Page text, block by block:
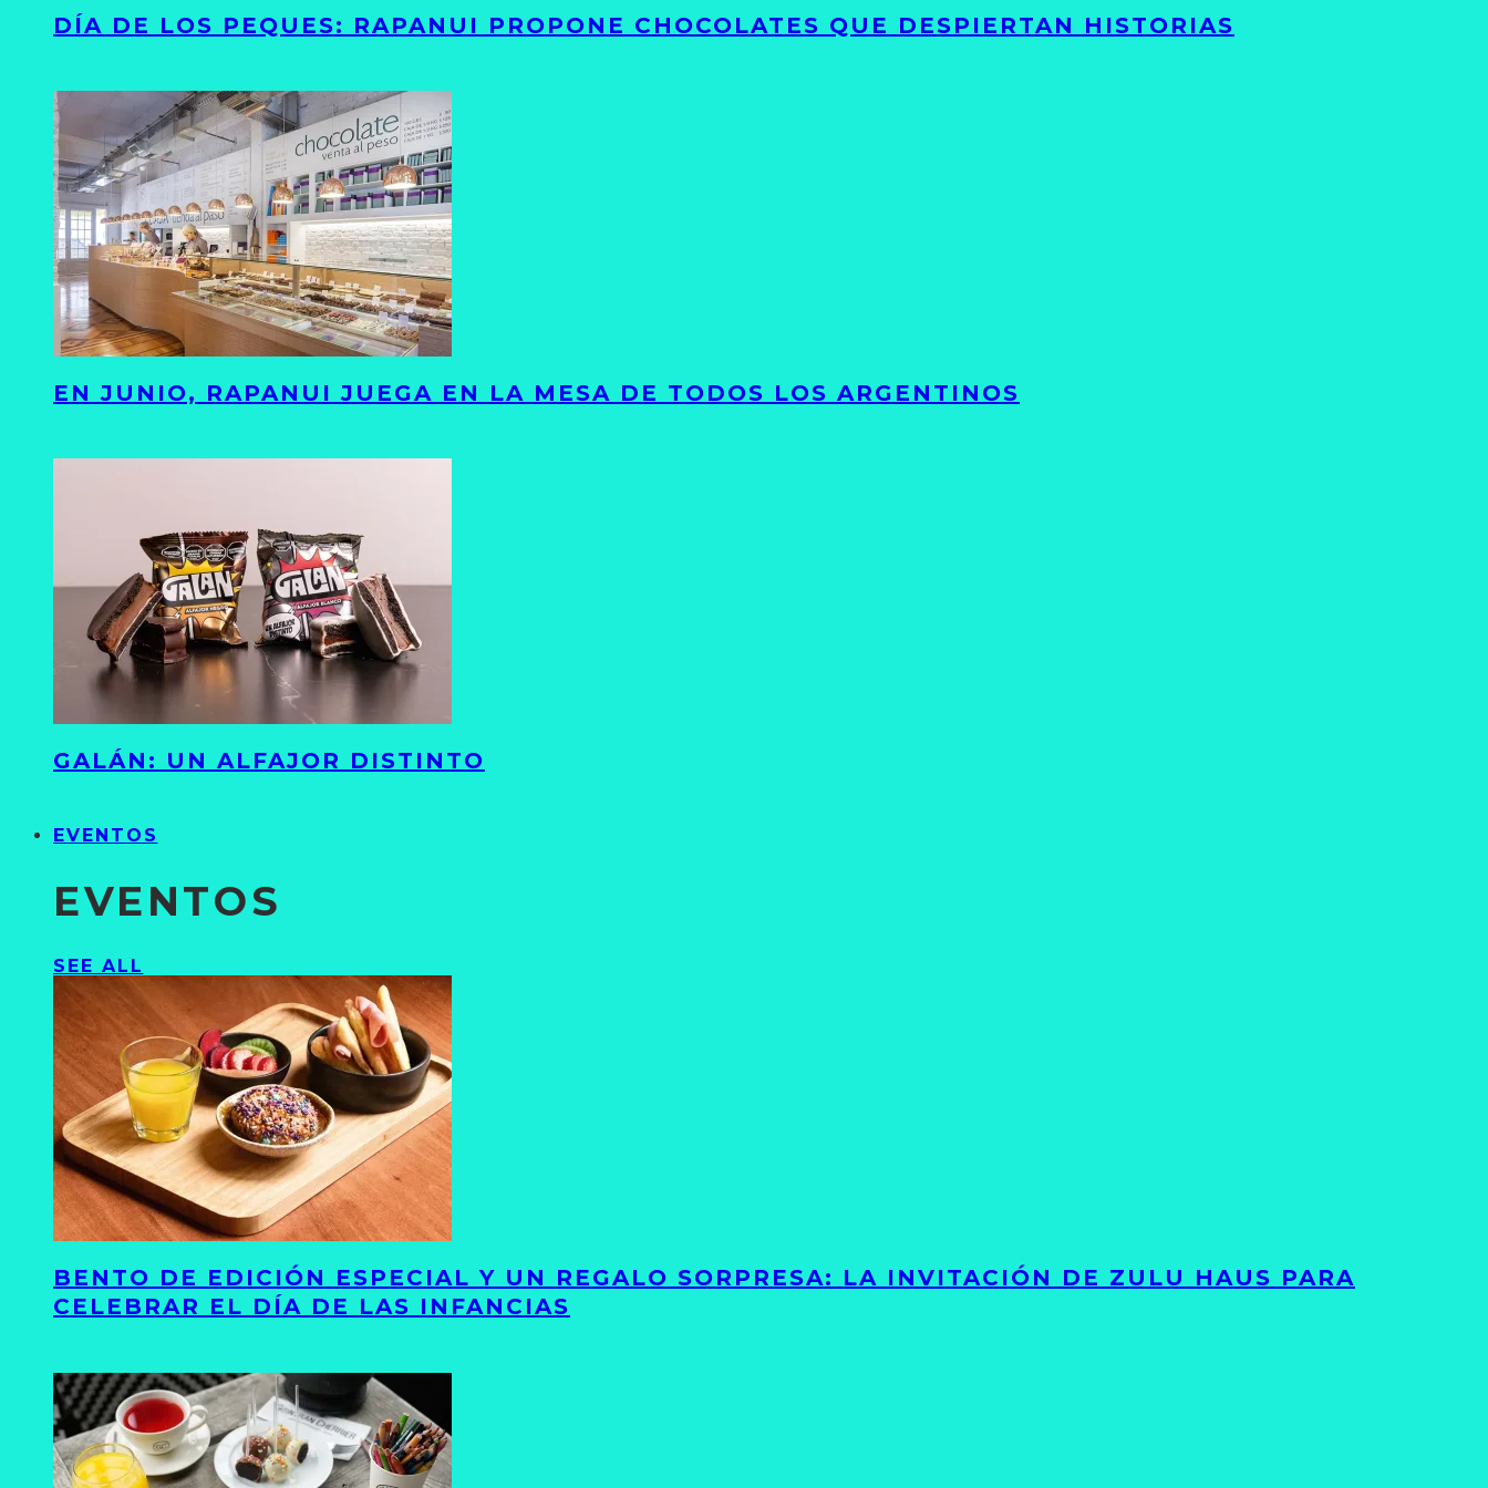
DÍA DE LOS PEQUES: RAPANUI PROPONE CHOCOLATES QUE DESPIERTAN HISTORIAS
EN JUNIO, RAPANUI JUEGA EN LA MESA DE TODOS LOS ARGENTINOS
GALÁN: UN ALFAJOR DISTINTO
EVENTOS
EVENTOS
SEE ALL
BENTO DE EDICIÓN ESPECIAL Y UN REGALO SORPRESA: LA INVITACIÓN DE ZULU HAUS PARA
CELEBRAR EL DÍA DE LAS INFANCIAS